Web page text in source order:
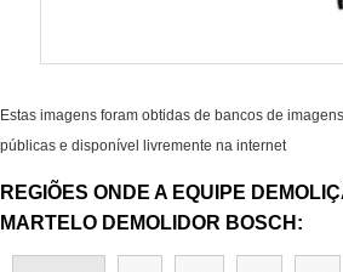
Estas imagens foram obtidas de bancos de imagens
públicas e disponível livremente na internet
REGIÕES ONDE A EQUIPE
MARTELO DEMOLIDOR BOSCH: